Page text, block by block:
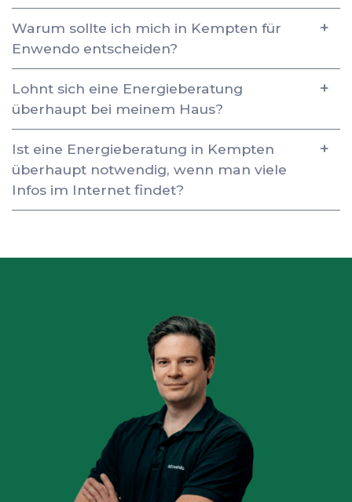
Warum sollte ich mich in Kempten für
Enwendo entscheiden?
Lohnt sich eine Energieberatung
überhaupt bei meinem Haus?
Ist eine Energieberatung in Kempten
überhaupt notwendig, wenn man viele
Infos im Internet findet?